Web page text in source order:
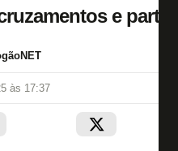
e parte
às 17:37